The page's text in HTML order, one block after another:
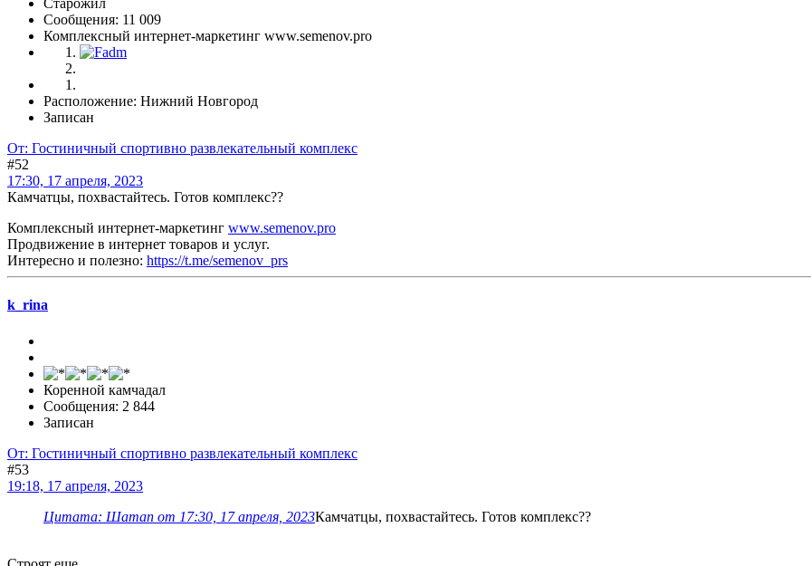
Старожил
Сообщения: 11 009
Комплексный интернет-маркетинг www.semenov.pro
Расположение: Нижний Новгород
Записан
От: Гостиничный спортивно развлекательный комплекс
#52
17:30, 17 апреля, 2023
Камчатцы, похвастайтесь. Готов комплекс??
Комплексный интернет-маркетинг www.semenov.pro
Продвижение в интернет товаров и услуг.
Интересно и полезно: https://t.me/semenov_prs
k_rina
Коренной камчадал
Сообщения: 2 844
Записан
От: Гостиничный спортивно развлекательный комплекс
#53
19:18, 17 апреля, 2023
Цитата: Шаman от 17:30, 17 апреля, 2023Камчатцы, похвастайтесь. Готов комплекс??